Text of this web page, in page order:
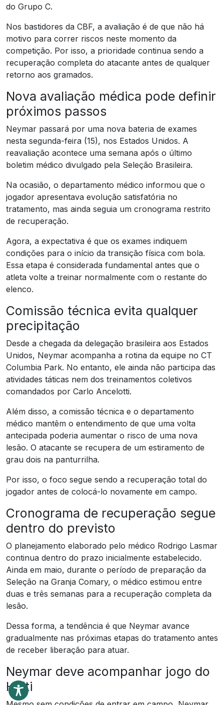
do Grupo C.
Nos bastidores da CBF, a avaliação é de que não há
motivo para correr riscos neste momento da
competição. Por isso, a prioridade continua sendo a
recuperação completa do atacante antes de qualquer
retorno aos gramados.
Nova avaliação médica pode definir
próximos passos
Neymar passará por uma nova bateria de exames
nesta segunda-feira (15), nos Estados Unidos. A
reavaliação acontece uma semana após o último
boletim médico divulgado pela Seleção Brasileira.
Na ocasião, o departamento médico informou que o
jogador apresentava evolução satisfatória no
tratamento, mas ainda seguia um cronograma restrito
de recuperação.
Agora, a expectativa é que os exames indiquem
condições para o início da transição física com bola.
Essa etapa é considerada fundamental antes que o
atleta volte a treinar normalmente com o restante do
elenco.
Comissão técnica evita qualquer
precipitação
Desde a chegada da delegação brasileira aos Estados
Unidos, Neymar acompanha a rotina da equipe no CT
Columbia Park. No entanto, ele ainda não participa das
atividades táticas nem dos treinamentos coletivos
comandados por Carlo Ancelotti.
Além disso, a comissão técnica e o departamento
médico mantêm o entendimento de que uma volta
antecipada poderia aumentar o risco de uma nova
lesão. O atacante se recupera de um estiramento de
grau dois na panturrilha.
Por isso, o foco segue sendo a recuperação total do
jogador antes de colocá-lo novamente em campo.
Cronograma de recuperação segue
dentro do previsto
O planejamento elaborado pelo médico Rodrigo Lasmar
continua dentro do prazo inicialmente estabelecido.
Ainda em maio, durante o período de preparação da
Seleção na Granja Comary, o médico estimou entre
duas e três semanas para a recuperação completa da
lesão.
Dessa forma, a tendência é que Neymar avance
gradualmente nas próximas etapas do tratamento antes
de receber liberação para atuar.
Neymar deve acompanhar jogo do
Haiti